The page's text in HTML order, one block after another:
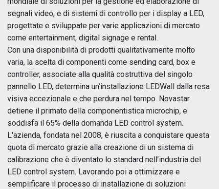
segnali video, e di sistemi di controllo per i display a LED,
progettate e sviluppate per varie applicazioni di mercato
come entertainment, digital signage e rental.
Con una disponibilità di prodotti qualitativamente molto
varia, la scelta di componenti come sending card, box e
controller, associate alla qualità costruttiva del singolo
pannello LED, determina un’installazione LEDWall dalla resa
visiva eccezionale e che perdura nel tempo. Novastar
detiene il primato della componentistica microchip, e
soddisfa il 65% della domanda LED control system.
L'azienda, fondata nel 2008, è riuscita a conquistare questa
quota di mercato grazie alla creazione di un sistema di
calibrazione che è diventato lo standard nell’industria del
LED control system. Lavorando poi a ottimizzare e
semplificare il processo di installazione di soluzioni